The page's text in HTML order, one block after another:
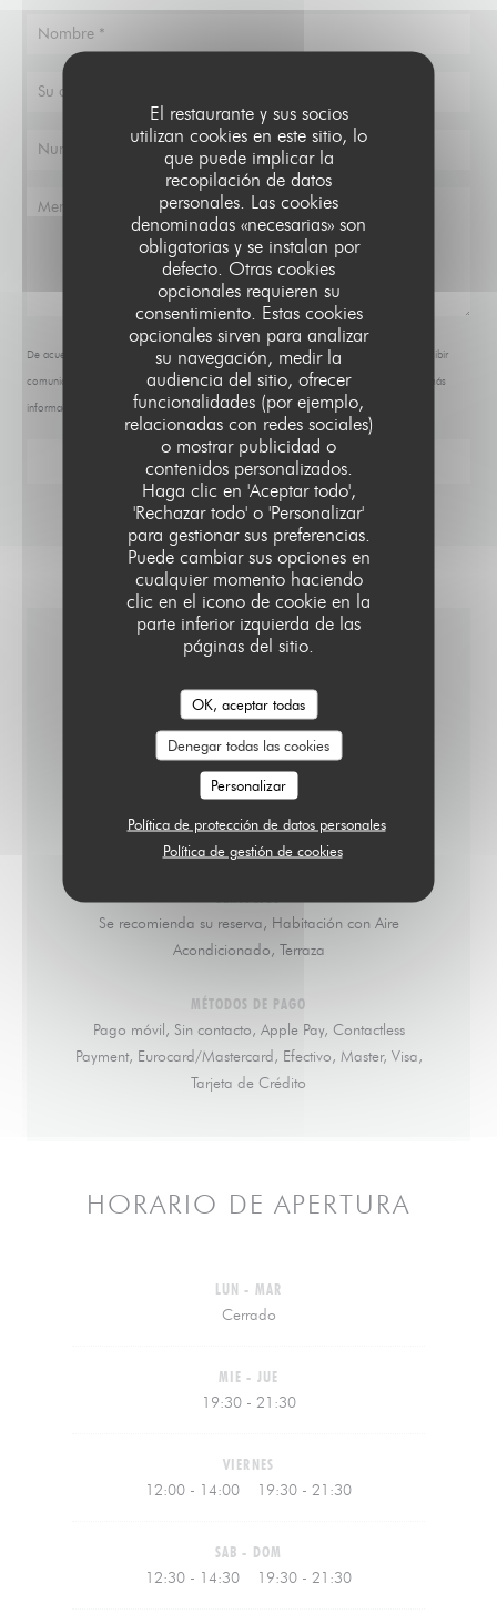
El restaurante y sus socios
utilizan cookies en este sitio, lo
que puede implicar la
recopilación de datos
personales. Las cookies
denominadas «necesarias» son
obligatorias y se instalan por
defecto. Otras cookies
opcionales requieren su
consentimiento. Estas cookies
opcionales sirven para analizar
su navegación, medir la
audiencia del sitio, ofrecer
funcionalidades (por ejemplo,
relacionadas con redes sociales)
o mostrar publicidad o
contenidos personalizados.
Haga clic en 'Aceptar todo',
'Rechazar todo' o 'Personalizar'
para gestionar sus preferencias.
Puede cambiar sus opciones en
cualquier momento haciendo
clic en el icono de cookie en la
parte inferior izquierda de las
páginas del sitio.
OK, aceptar todas
Denegar todas las cookies
Personalizar
Política de protección de datos personales
Política de gestión de cookies
De acuerdo con la normativa de protección de datos, puede ejercer su derecho a no recibir
comunicaciones comerciales inscribiéndose en la Lista Robinson:listarobinson.es
. Para más
información sobre el tratamiento de sus datos, consulte nuestrapolítica de privacidad
COCINA
Francesa
TIPO DE NEGOCIO
Cocina bistronómica francesa
Se recomienda su reserva, Habitación con Aire
Acondicionado, Terraza
MÉTODOS DE PAGO
Pago móvil, Sin contacto, Apple Pay, Contactless
Payment, Eurocard/Mastercard, Efectivo, Master, Visa,
Tarjeta de Crédito
HORARIO DE APERTURA
LUN - MAR
Cerrado
MIE - JUE
19:30 - 21:30
VIERNES
12:00 - 14:00 19:30 - 21:30
SAB - DOM
12:30 - 14:30 19:30 - 21:30